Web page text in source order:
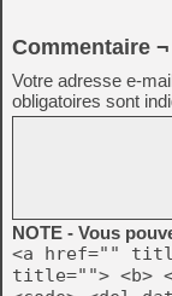
Commentaire ¬
Votre adresse e-
obligatoires sont
NOTE - Vous
<a href=""
title=""> <b>